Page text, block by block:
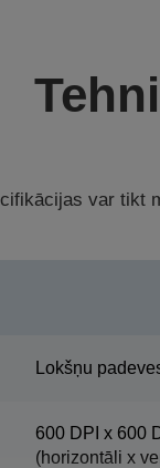
var tikt
Lokšņu
600 DPI x 600
(horizontāli x